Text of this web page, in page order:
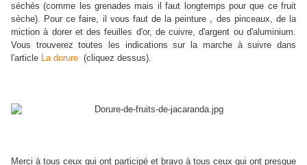
séchés (comme les grenades mais il faut longtemps pour que ce fruit
sèche). Pour ce faire, il vous faut de la peinture , des pinceaux, de la
miction à dorer et des feuilles d'or, de cuivre, d'argent ou d'aluminium.
Vous trouverez toutes les indications sur la marche à suivre dans
l'article La dorure (cliquez dessus).
Merci à tous ceux qui ont participé et bravo à tous ceux qui ont presque